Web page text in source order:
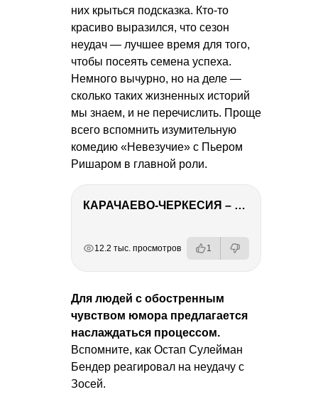
них крыться подсказка. Кто-то
красиво выразился, что сезон
неудач — лучшее время для того,
чтобы посеять семена успеха.
Немного вычурно, но на деле —
сколько таких жизненных историй
мы знаем, и не перечислить. Проще
всего вспомнить изумительную
комедию «Невезучие» с Пьером
Ришаром в главной роли.
КАРАЧАЕВО-ЧЕРКЕСИЯ – ПУТЕШЕСТВИЕ НА КАВКАЗ часть 2
12.2 тыс. просмотров 1
Для людей с обостренным
чувством юмора предлагается
наслаждаться процессом.
Вспомните, как Остап Сулейман
Бендер реагировал на неудачу с
Зосей.